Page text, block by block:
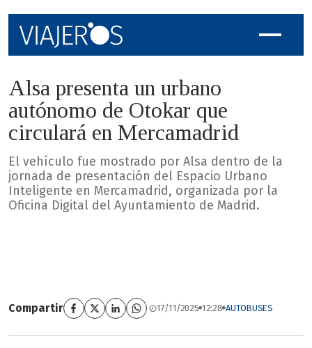
Alsa presenta un urbano
autónomo de Otokar que
circulará en Mercamadrid
El vehículo fue mostrado por Alsa dentro de la
jornada de presentación del Espacio Urbano
Inteligente en Mercamadrid, organizada por la
Oficina Digital del Ayuntamiento de Madrid.
Compartir 17/11/2025 12:28 AUTOBUSES